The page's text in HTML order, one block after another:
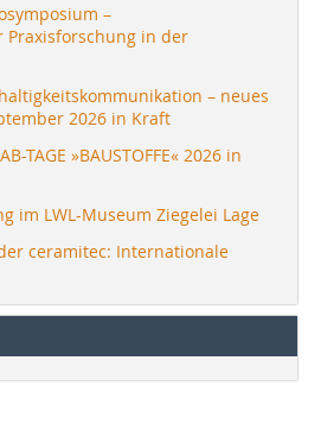
–
Praxisforschung in der
– neues
2026 in Kraft
TAGE »BAUSTOFFE« 2026 in
im LWL-Museum Ziegelei Lage
ceramitec: Internationale